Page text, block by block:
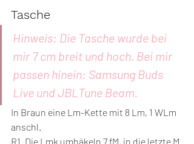
Tasche
Hinweis: Die Tasche wurde bei
mir 7 cm breit und hoch. Bei mir
passen hinein: Samsung Buds
Live und JBLTune Beam.
In Braun eine Lm-Kette mit 8 Lm, 1 WLm
anschl.
R1. Die Lmk umhäkeln 7 fM, in die letzte M